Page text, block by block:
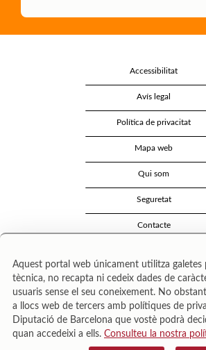
Accessibilitat
Avís legal
Política de privacitat
Mapa web
Qui som
Seguretat
Contacte
Área de Cultura – Gerència de Serveis de Biblioteques.
Aquest portal web únicament utilitza galetes
tècnica, no recapta ni cedeix dades de
usuaris sense el seu coneixement. No
a llocs web de tercers amb polítiques de
Diputació de Barcelona que vostè podrà
quan accedeixi a ells. Consulteu la nostra